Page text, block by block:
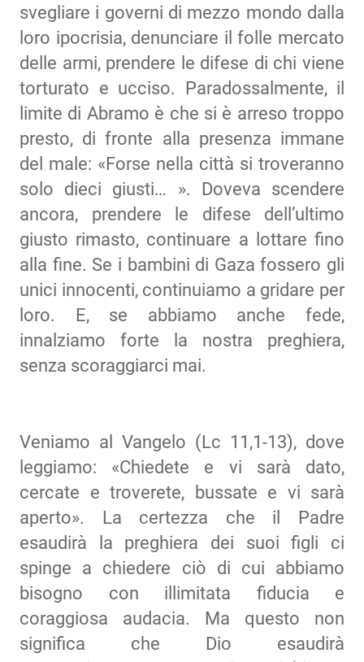
svegliare i governi di mezzo mondo dalla
loro ipocrisia, denunciare il folle mercato
delle armi, prendere le difese di chi viene
torturato e ucciso. Paradossalmente, il
limite di Abramo è che si è arreso troppo
presto, di fronte alla presenza immane
del male: «Forse nella città si troveranno
solo dieci giusti… ». Doveva scendere
ancora, prendere le difese dell’ultimo
giusto rimasto, continuare a lottare fino
alla fine. Se i bambini di Gaza fossero gli
unici innocenti, continuiamo a gridare per
loro. E, se abbiamo anche fede,
innalziamo forte la nostra preghiera,
senza scoraggiarci mai.
Veniamo al Vangelo (Lc 11,1-13), dove
leggiamo: «Chiedete e vi sarà dato,
cercate e troverete, bussate e vi sarà
aperto». La certezza che il Padre
esaudirà la preghiera dei suoi figli ci
spinge a chiedere ciò di cui abbiamo
bisogno con illimitata fiducia e
coraggiosa audacia. Ma questo non
significa che Dio esaudirà